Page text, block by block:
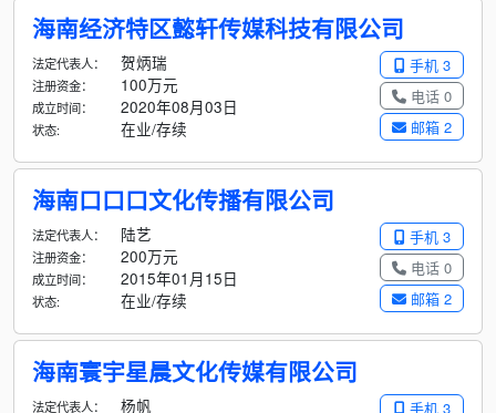
海南经济特区懿轩传媒科技有限公司
手机 3
电话 0
邮箱 2
法定代表人： 贺炳瑞
注册资金： 100万元
成立时间： 2020年08月03日
状态: 在业/存续
海南口口口文化传播有限公司
手机 3
电话 0
邮箱 2
法定代表人： 陆艺
注册资金： 200万元
成立时间： 2015年01月15日
状态: 在业/存续
海南寰宇星晨文化传媒有限公司
手机 3
法定代表人： 杨帆